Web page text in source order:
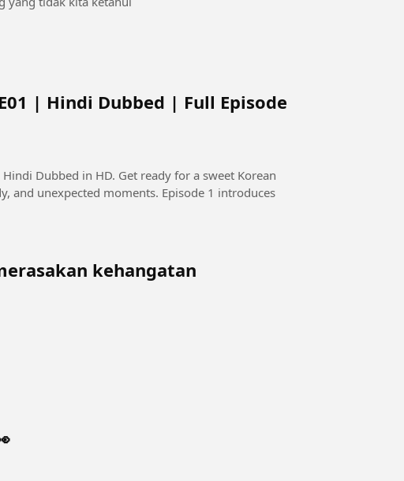
| Hindi Dubbed | Full Episode
Get ready for a sweet Korean
and unexpected moments. Episode 1 introduces
kehangatan